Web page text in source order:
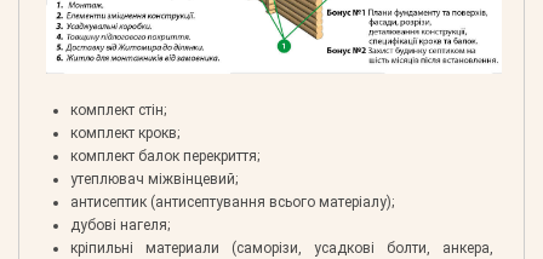
комплект стін;
комплект крокв;
комплект балок перекриття;
утеплювач міжвінцевий;
антисептик (антисептування всього матеріалу);
дубові нагеля;
кріпильні материали (саморізи, усадкові болти, анкера,